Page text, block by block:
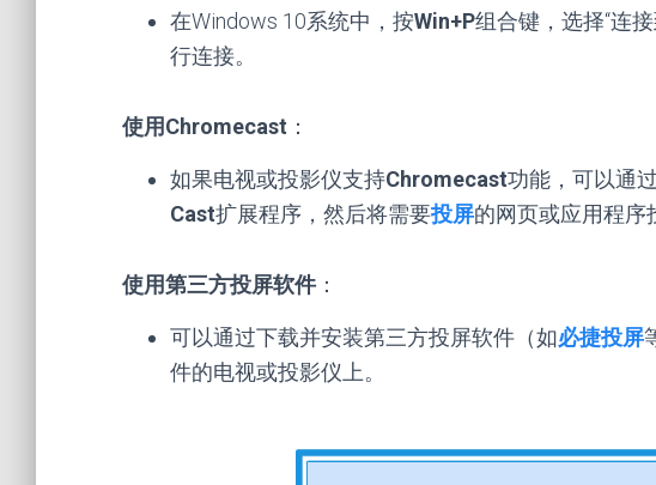
在Windows 10系统中，按Win+P组合键，选择“连
行连接。
使用Chromecast ：
如果电视或投影仪支持Chromecast功能，可以通
Cast扩展程序，然后将需要投屏的网页或应用程序
使用第三方投屏软件：
可以通过下载并安装第三方投屏软件（如必捷投屏
件的电视或投影仪上。